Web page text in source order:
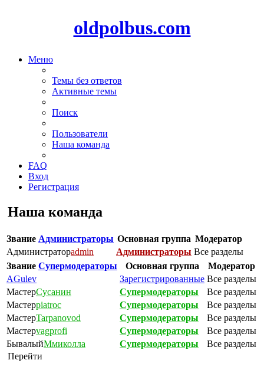
oldpolbus.com
Меню
Темы без ответов
Активные темы
Поиск
Пользователи
Наша команда
FAQ
Вход
Регистрация
Наша команда
Звание Администраторы Основная группа Модератор
Администраторadmin Администраторы Все разделы
Звание Супермодераторы Основная группа
Модератор
AGulev
Зарегистрированные Все разделы
МастерСусанин Супермодераторы
Все разделы
Мастерpiatroc Супермодераторы
Все разделы
МастерTarpanovod Супермодераторы
Все разделы
Мастерvagprofi Супермодераторы
Все разделы
БывалыйМмиколла Супермодераторы
Все разделы
Перейти